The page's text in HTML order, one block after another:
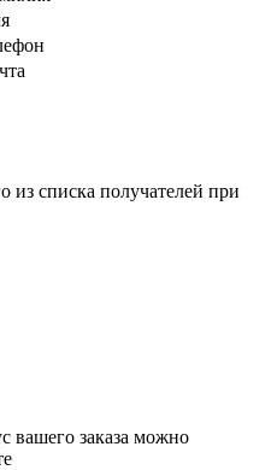
из списка получателей при
вашего заказа можно